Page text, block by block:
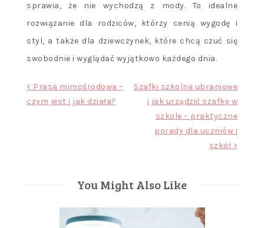
sprawia, że nie wychodzą z mody. To idealne
rozwiązanie dla rodziców, którzy cenią wygodę i
styl, a także dla dziewczynek, które chcą czuć się
swobodnie i wyglądać wyjątkowo każdego dnia.
Nawigacja
wpisu
< Prasa mimośrodowa –
czym jest i jak działa?
Szafki szkolne ubraniowe
i jak urządzić szafkę w
szkole – praktyczne
porady dla uczniów i
szkół >
You Might Also Like